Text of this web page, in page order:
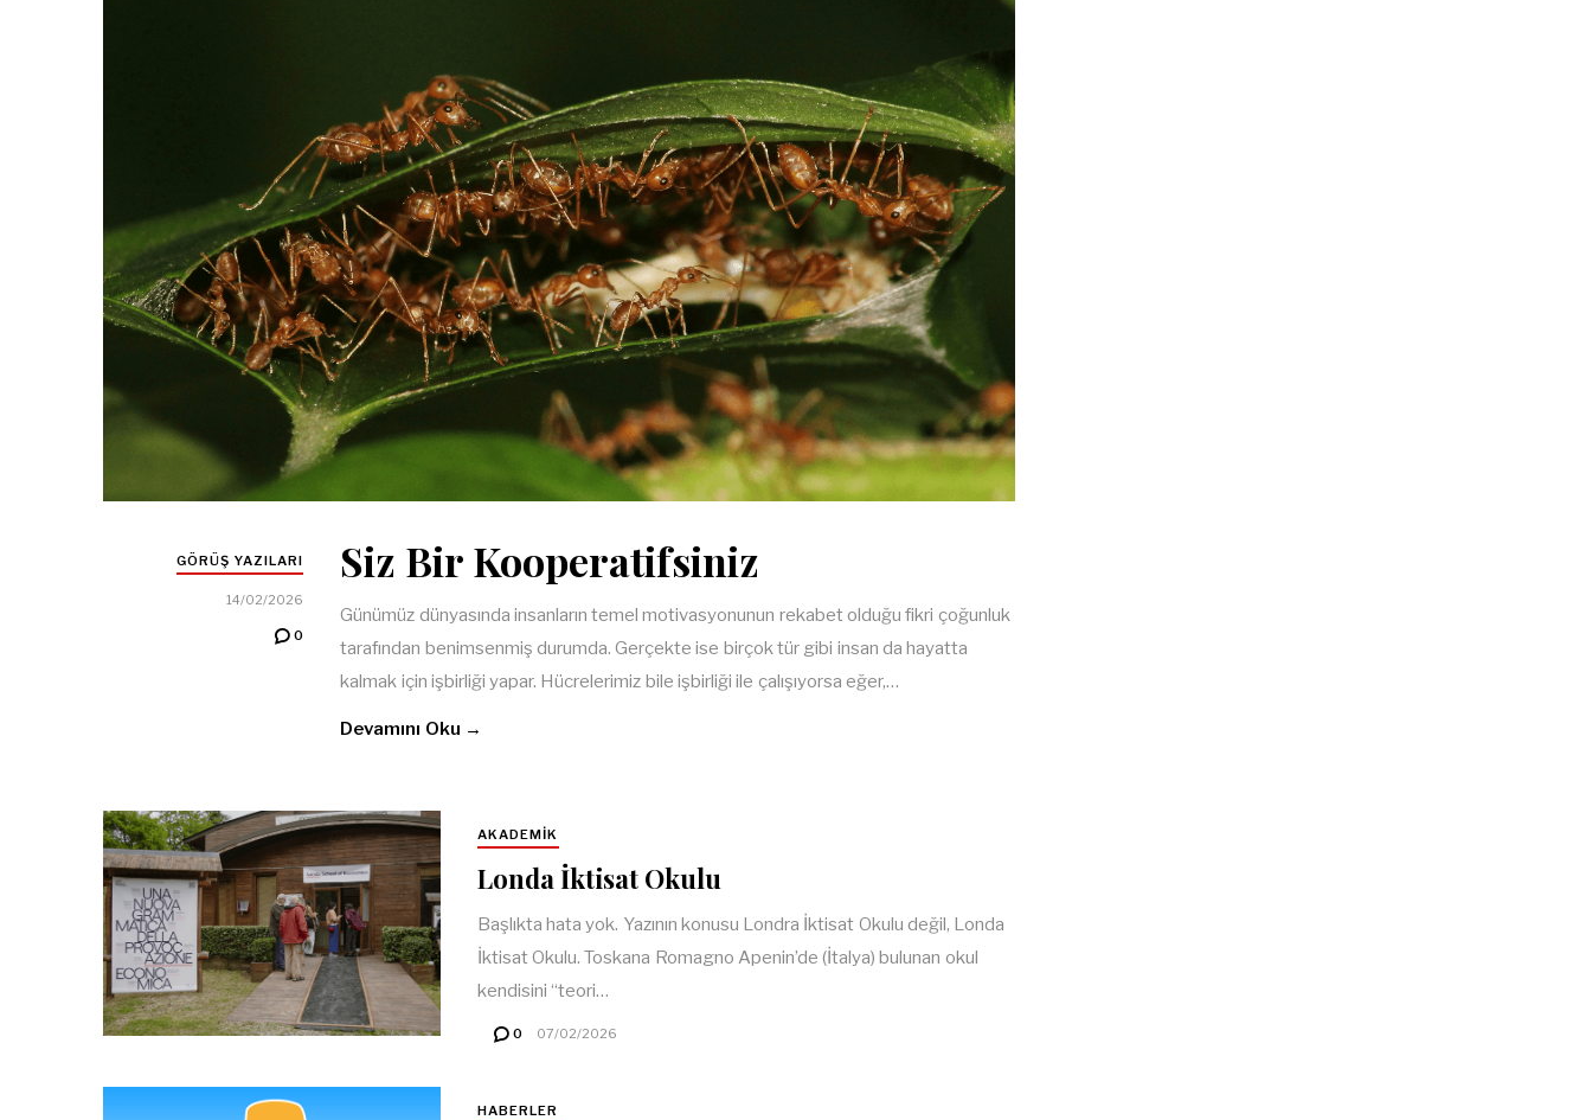
GÖRÜŞ YAZILARI
14/02/2026
0
Siz Bir Kooperatifsiniz
Günümüz dünyasında insanların temel motivasyonunun rekabet olduğu fikri çoğunluk
tarafından benimsenmiş durumda. Gerçekte ise birçok tür gibi insan da hayatta
kalmak için işbirliği yapar. Hücrelerimiz bile işbirliği ile çalışıyorsa eğer,…
Devamını Oku →
AKADEMIK
Londa İktisat Okulu
Başlıkta hata yok. Yazının konusu Londra İktisat Okulu değil, Londa
İktisat Okulu. Toskana Romagno Apenin’de (İtalya) bulunan okul
kendisini “teori…
0 07/02/2026
HABERLER